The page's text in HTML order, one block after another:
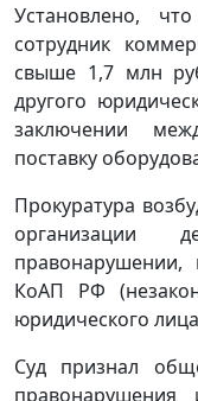
Установлено,
сотрудник
свыше 1,7 млн
другого
заключении
поставку
Прокуратура
организации
КоАП РФ
юридического
Суд признал